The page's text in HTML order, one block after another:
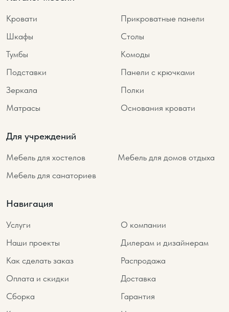
Кровати
Прикроватные панели
Шкафы
Столы
Тумбы
Комоды
Подставки
Панели с крючками
Зеркала
Полки
Матрасы
Основания кровати
Для учреждений
Мебель для хостелов
Мебель для домов отдыха
Мебель для санаториев
Навигация
Услуги
О компании
Наши проекты
Дилерам и дизайнерам
Как сделать заказ
Распродажа
Оплата и скидки
Доставка
Сборка
Гарантия